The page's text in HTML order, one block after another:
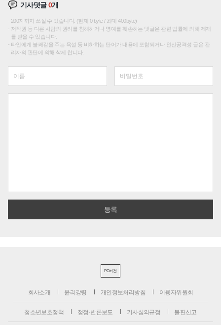
기사댓글0개
200자까지 쓰실 수 있습니다. (현재 0 byte / 최대 400byte)
저작권 등 다른 사람의 권리를 침해하거나 명예를 훼손하는 댓글은 관련 법률에 의해 제재
를 받을 수 있습니다.
타인에게 불쾌감을 주는 욕설 등 비하하는 단어가 내용에 포함되거나 인신공격성 글은 관
리자의 판단에 의해 삭제 합니다.
PC버전
회사소개 윤리강령 개인정보처리방침 이용자위원회
청소년보호정책 정정·반론보도 기사심의규정 불편신고